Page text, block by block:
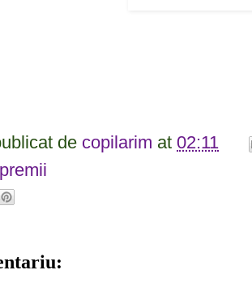
de copilarim at 02:11
premii